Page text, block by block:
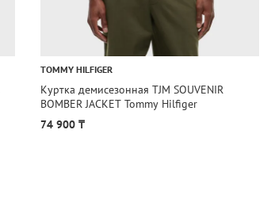
TOMMY HILFIGER
Куртка демисезонная TJM SOUVENIR
BOMBER JACKET Tommy Hilfiger
74 900 ₸